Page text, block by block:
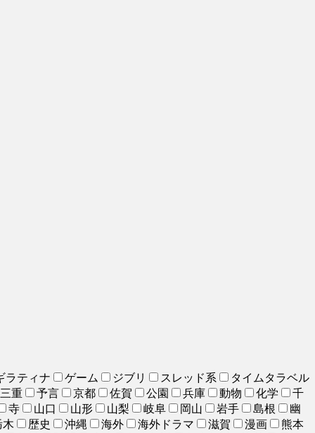
ラティナ ゲーム ジブリ スレッド系
タイムタラベル
三重
予言 京都 佐賀 公園 兵庫 動物 化学
千
寺
山口 山形 山梨 岐阜 岡山 岩手 島根
幽
木
歴史 沖縄 海外 海外ドラマ 滋賀 漫画
熊本